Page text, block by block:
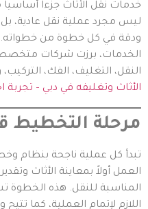
خدمات نقل الأثاث جزءاً أساسياً
ليس مجرد عملية نقل عادية،
ودقة في كل خطوة من خطواته.
الخدمات، برزت شركات
النقل، التغليف، الفك،
الأثاث وتغليفه في دبي – تجربة
مرحلة التخطيط
تبدأ كل عملية ناجحة بنظام
العمل أولاً بمعاينة الأثاث
المناسبة للنقل. هذه الخطوة
اللازم لإتمام العملية، كما